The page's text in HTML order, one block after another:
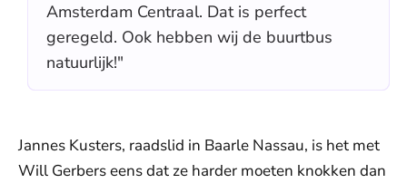
Amsterdam Centraal. Dat is perfect
geregeld. Ook hebben wij de buurtbus
natuurlijk!"
Jannes Kusters, raadslid in Baarle Nassau, is het met
Will Gerbers eens dat ze harder moeten knokken dan